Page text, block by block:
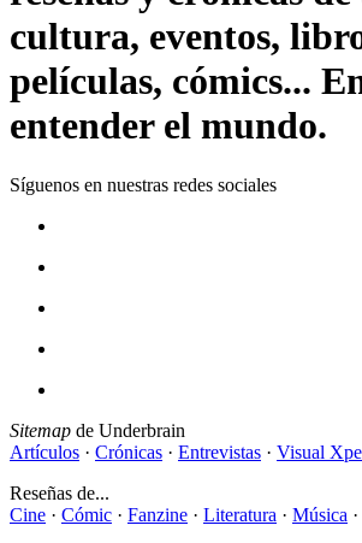
cultura, eventos,
películas, cómics...
entender el mundo.
Síguenos en nuestras redes sociales
Sitemap de Underbrain
Artículos · Crónicas · Entrevistas · Visual
Reseñas de...
Cine · Cómic · Fanzine · Literatura · Música ·